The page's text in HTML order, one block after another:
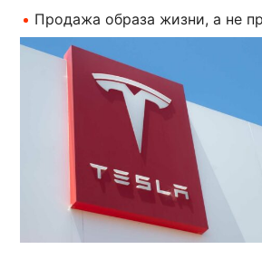
Продажа образа жизни, а не